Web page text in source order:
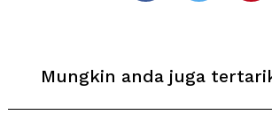
Mungkin anda juga